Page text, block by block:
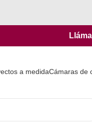
a medidaCámaras de